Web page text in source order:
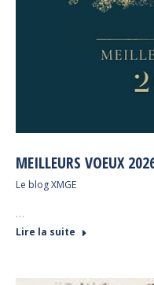
MEILLEURS VOEUX
Le blog XMGE
…
Lire la suite